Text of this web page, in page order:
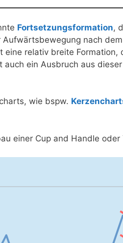
Fortsetzungsformation,
nach
relativ breite Formation,
ein Ausbruch aus
wie bspw.
einer Cup and Handle oder